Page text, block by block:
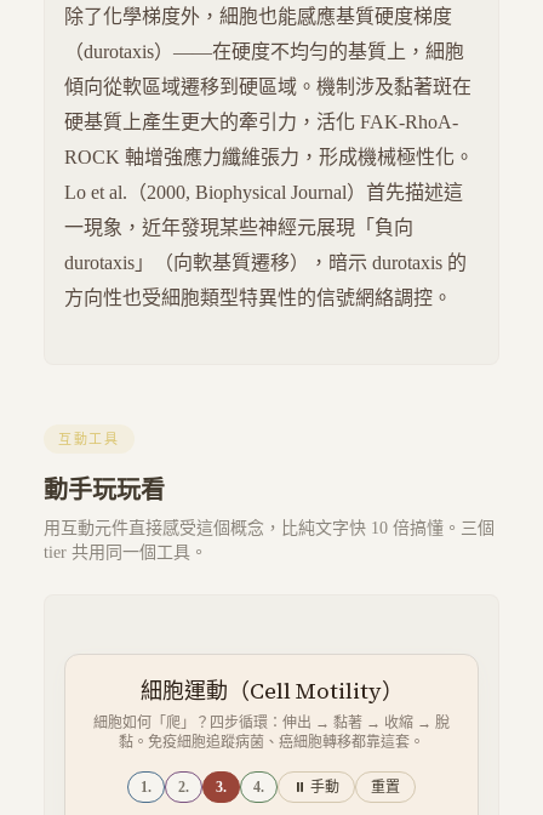
除了化學梯度外，細胞也能感應基質硬度梯度
（durotaxis）——在硬度不均勻的基質上，細胞
傾向從軟區域遷移到硬區域。機制涉及黏著斑在
硬基質上產生更大的牽引力，活化 FAK-RhoA-
ROCK 軸增強應力纖維張力，形成機械極性化。
Lo et al.（2000, Biophysical Journal）首先描述這
一現象，近年發現某些神經元展現「負向
durotaxis」（向軟基質遷移），暗示 durotaxis 的
方向性也受細胞類型特異性的信號網絡調控。
互動工具
動手玩玩看
用互動元件直接感受這個概念，比純文字快 10 倍搞懂。三個
tier 共用同一個工具。
細胞運動（Cell Motility）
細胞如何「爬」？四步循環：伸出 → 黏著 → 收縮 → 脫
黏。免疫細胞追蹤病菌、癌細胞轉移都靠這套。
1. 2. 3. 4. ⏸ 手動 重置